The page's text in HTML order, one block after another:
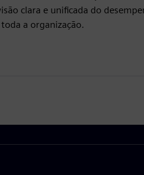
clara e unificada do
a organização.